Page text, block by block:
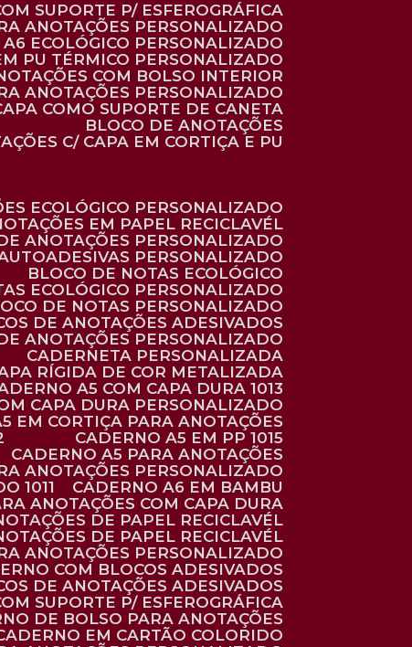
SUPORTE P/ ESFEROGRÁFICA
ANOTAÇÕES PERSONALIZADO
A6 ECOLÓGICO PERSONALIZADO
PU TÉRMICO PERSONALIZADO
COM BOLSO INTERIOR
ANOTAÇÕES PERSONALIZADO
COMO SUPORTE DE CANETA
BLOCO DE ANOTAÇÕES
C/ CAPA EM CORTIÇA E PU
ECOLÓGICO PERSONALIZADO
EM PAPEL RECICLAVÉL
DE ANOTAÇÕES PERSONALIZADO
AUTOADESIVAS PERSONALIZADO
BLOCO DE NOTAS ECOLÓGICO
ECOLÓGICO PERSONALIZADO
DE NOTAS PERSONALIZADO
DE ANOTAÇÕES ADESIVADOS
DE ANOTAÇÕES PERSONALIZADO
CADERNETA PERSONALIZADA
RÍGIDA DE COR METALIZADA
A5 COM CAPA DURA 1013
CAPA DURA PERSONALIZADO
EM CORTIÇA PARA ANOTAÇÕES
CADERNO A5 EM PP 1015
CADERNO A5 PARA ANOTAÇÕES
ANOTAÇÕES PERSONALIZADO
1011
CADERNO A6 EM BAMBU
ANOTAÇÕES COM CAPA DURA
DE PAPEL RECICLAVÉL
DE PAPEL RECICLAVÉL
ANOTAÇÕES PERSONALIZADO
COM BLOCOS ADESIVADOS
DE ANOTAÇÕES ADESIVADOS
SUPORTE P/ ESFEROGRÁFICA
DE BOLSO PARA ANOTAÇÕES
CADERNO EM CARTÃO COLORIDO